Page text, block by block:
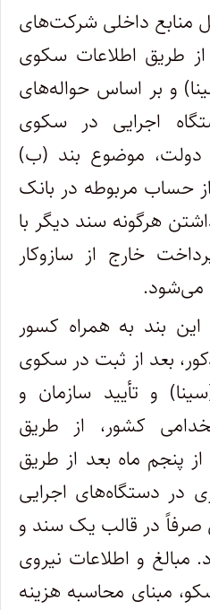
منابع داخلی شرکت‌های
از طریق اطلاعات سکوی
و بر اساس حواله‌های
اجرایی در سکوی
دولت، موضوع بند (ب)
از حساب مربوطه در بانک
هرگونه سند دیگر با
خارج از سازوکار
می‌شود.
بند به همراه کسور
بعد از ثبت در سکوی
و تأیید سازمان و
کشور، از طریق
پنجم ماه بعد از طریق
در دستگاه‌های اجرایی
صرفاً در قالب یک سند و
و اطلاعات نیروی
مبنای محاسبه هزینه